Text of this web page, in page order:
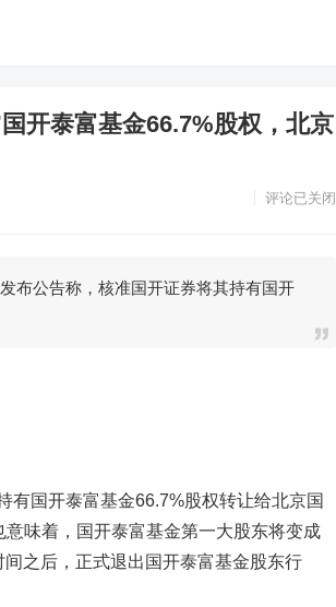
开泰富基金66.7%股权，北京
评论已关闭
告称，核准国开证券将其持有国开
国开泰富基金66.7%股权转让给北京国
味着，国开泰富基金第一大股东将变成
之后，正式退出国开泰富基金股东行